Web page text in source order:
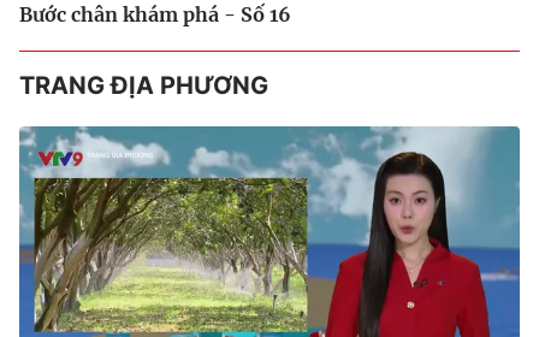
Bước chân khám phá - Số 16
TRANG ĐỊA PHƯƠNG